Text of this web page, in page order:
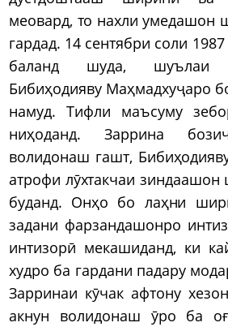
меовард, то нахли умедашон
гардад. 14 сентябри соли
баланд шуда, шуълаи
Бибиҳодияву Маҳмадхуҷаро
намуд. Тифли маъсуму
ниҳоданд. Заррина
волидонаш гашт,
атрофи лӯхтакчаи зиндаашон
буданд. Онҳо бо лаҳни
задани фарзандашонро
интизорӣ мекашиданд, ки
худро ба гардани падару
Зарринаи кӯчак афтону
акнун волидонаш ӯро ба